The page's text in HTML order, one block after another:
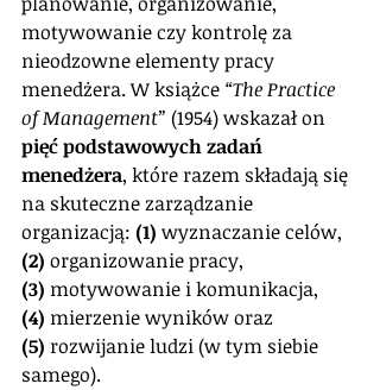
motywowanie czy kontrolę za
nieodzowne elementy pracy
menedżera. W książce “The Practice
of Management” (1954) wskazał on
pięć podstawowych zadań
menedżera, które razem składają się
na skuteczne zarządzanie
organizacją: (1) wyznaczanie celów,
(2) organizowanie pracy,
(3) motywowanie i komunikacja,
(4) mierzenie wyników oraz
(5) rozwijanie ludzi (w tym siebie
samego).